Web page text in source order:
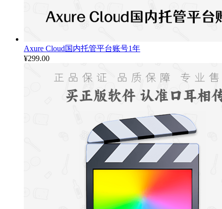
Axure Cloud国内托管平台账号1年
¥299.00